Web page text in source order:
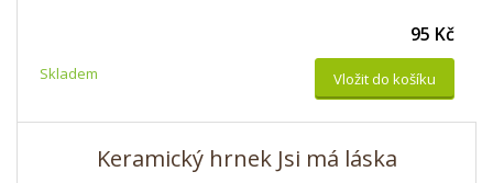
Skladem
95 Kč
Vložit do košíku
Keramický hrnek Jsi má láska